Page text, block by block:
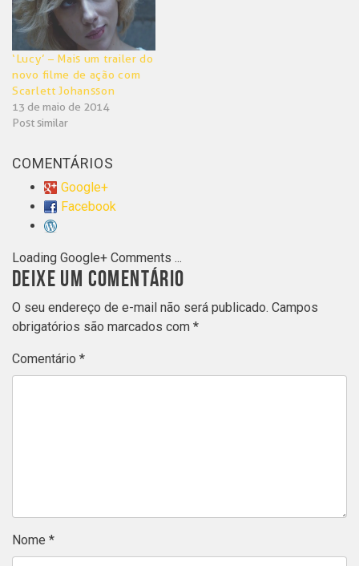
‘Lucy’ – Mais um trailer do
novo filme de ação com
Scarlett Johansson
13 de maio de 2014
Post similar
COMENTÁRIOS
Google+
Facebook
Loading Google+ Comments ...
DEIXE UM COMENTÁRIO
O seu endereço de e-mail não será publicado. Campos
obrigatórios são marcados com *
Comentário *
Nome *